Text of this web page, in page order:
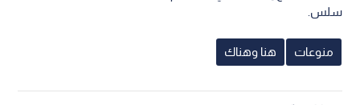
سلس.
منوعات هنا وهناك